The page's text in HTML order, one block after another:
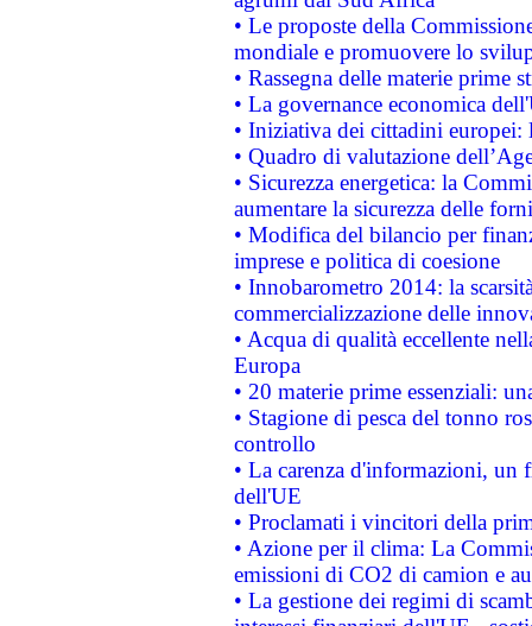
• Le proposte della
mondiale e promuovere lo
• Rassegna delle materie prime
• La governance economica
• Iniziativa dei cittadini
• Quadro di valutazione
• Sicurezza energetica: la
aumentare la sicurezza delle
• Modifica del bilancio per
imprese e politica di coesione
• Innobarometro 2014: la
commercializzazione delle
• Acqua di qualità eccellente
Europa
• 20 materie prime essenziali:
• Stagione di pesca del tonno
controllo
• La carenza d'informazioni, un
dell'UE
• Proclamati i vincitori della
• Azione per il clima: La
emissioni di CO2 di camion e
• La gestione dei regimi di